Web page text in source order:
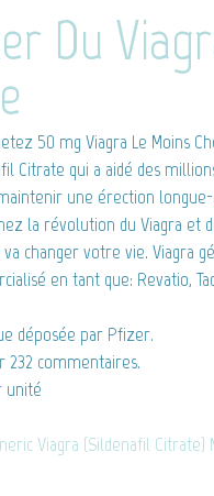
Du
50 mg Viagra Le Moins
Citrate qui a aidé des
une érection
la révolution du Viagra et
changer votre vie. Viagra
en tant que: Revatio,
déposée par Pfizer.
232 commentaires.
unité
Viagra (Sildenafil Citrate)